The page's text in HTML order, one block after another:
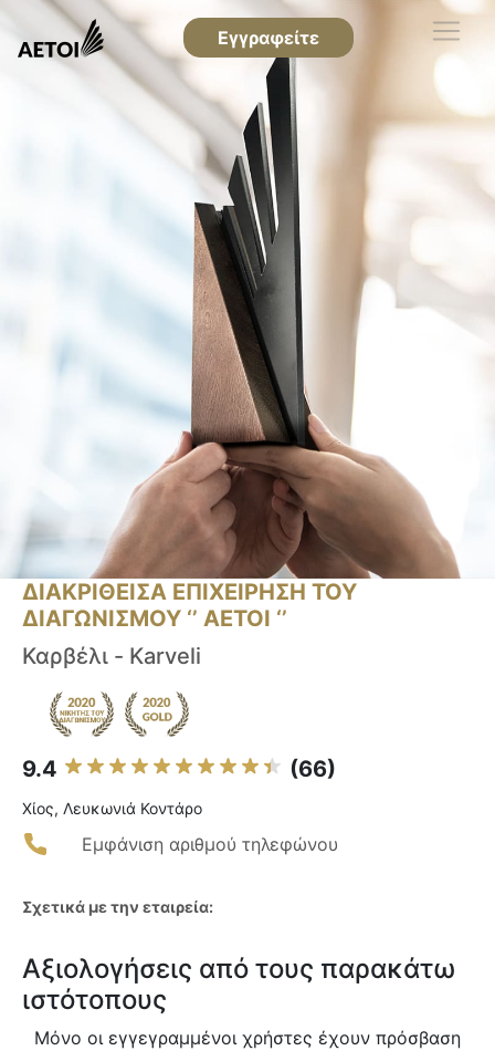
Εγγραφείτε
ΔΙΑΚΡΙΘΕΙΣΑ ΕΠΙΧΕΙΡΗΣΗ ΤΟΥ
ΔΙΑΓΩΝΙΣΜΟΥ ‘’ ΑΕΤΟΙ ‘’
Καρβέλι - Karveli
9.4 (66)
Χίος, Λευκωνιά Κοντάρο
Εμφάνιση αριθμού τηλεφώνου
Σχετικά με την εταιρεία:
Αξιολογήσεις από τους παρακάτω
ιστότοπους
Μόνο οι εγγεγραμμένοι χρήστες έχουν πρόσβαση